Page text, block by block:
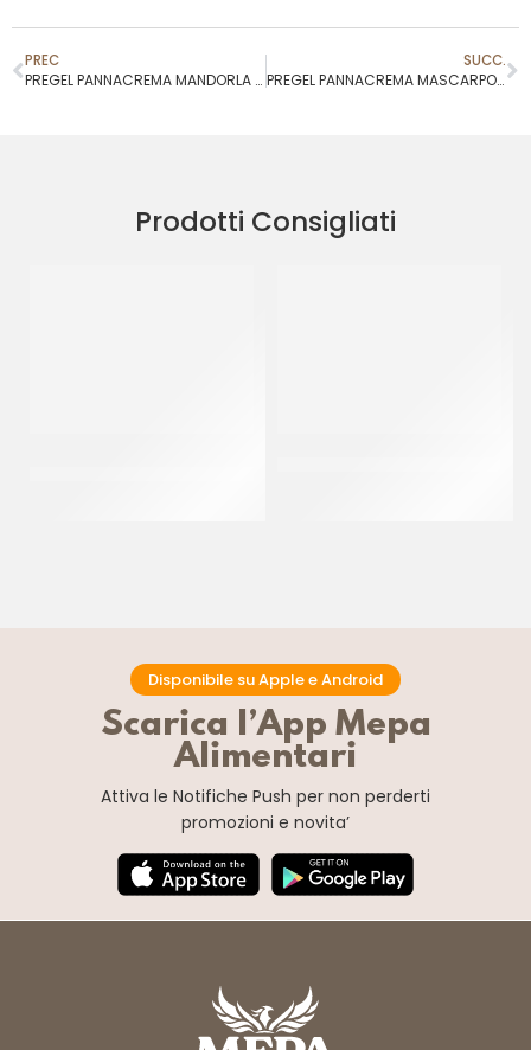
PREC
PREGEL PANNACREMA MANDORLA TOSTATA
SUCC.
PREGEL PANNACREMA MASCARPONE
Prodotti Consigliati
Disponibile su Apple e Android
Scarica l’App Mepa
Alimentari
Attiva le Notifiche Push per non perderti
promozioni e novita’